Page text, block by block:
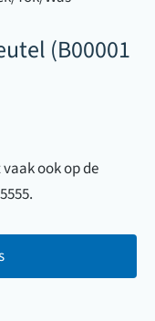
(B00001
ook op de